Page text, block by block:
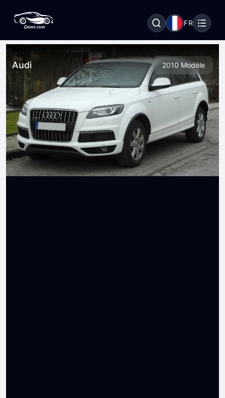
FR
Audi 2010 Modèle